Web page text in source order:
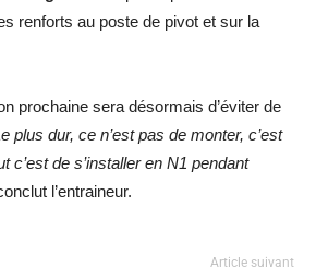
renforts au poste de pivot et sur la
prochaine sera désormais d’éviter de
plus dur, ce n’est pas de monter, c’est
c’est de s’installer en N1 pendant
l’entraineur.
Article suivant